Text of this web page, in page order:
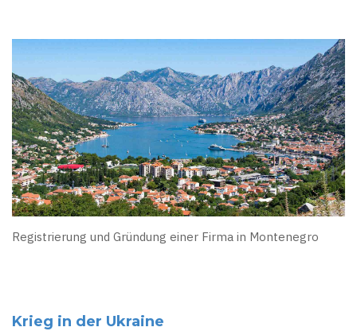
Registrierung und Gründung einer Firma in Montenegro
Krieg in der Ukraine